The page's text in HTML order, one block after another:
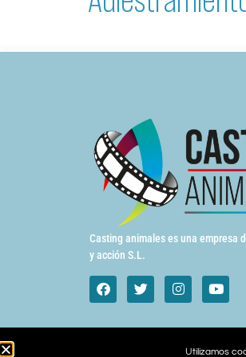
Casting animales es una empresa
y acción S.L.
Utilizamos